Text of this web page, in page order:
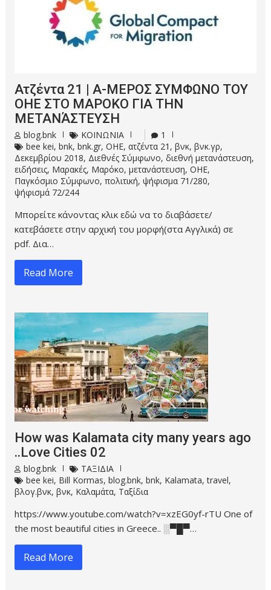
Ατζέντα 21 | Α-ΜΕΡΟΣ ΣΥΜΦΩΝΟ ΤΟΥ
ΟΗΕ ΣΤΟ ΜΑΡΟΚΟ ΓΙΑ ΤΗΝ
ΜΕΤΑΝΆΣΤΕΥΣΗ
blog.bnk ΚΟΙΝΩΝΙΑ
1
bee kei,bnk,bnk.gr,OHE,ατζέντα 21 ,βνκ,βνκ.γρ,
Δεκεμβρίου 2018, Διεθνές Σύμφωνο,διεθνή μετανάστευση,
ειδήσεις, Μαρακές, Μαρόκο,μετανάστευση,ΟΗΕ,
Παγκόσμιο Σύμφωνο,πολιτική,ψήφισμα 71/280,
ψήφισμά 72/244
Μπορείτε κάνοντας κλικ εδώ να το διαβάσετε/
κατεβάσετε στην αρχική του μορφή(στα Αγγλικά) σε
pdf. Δια…
Read More
How was Kalamata city many years ago
..Love Cities 02
blog.bnk
ΤΑΞΙΔΙΑ
bee kei, Bill Kormas,blog.bnk,bnk, Kalamata,travel,
βλογ.βνκ,βνκ, Καλαμάτα, Ταξίδια
https://www.youtube.com/watch?v=xzEG0yf-rTU One of
the most beautiful cities in Greece.. ░▀█▀…
Read More